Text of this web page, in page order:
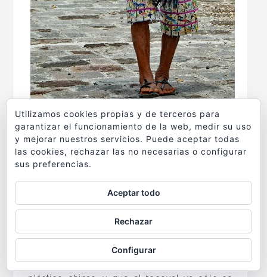
A la salida me encuentro con una mujer
mayor que porta con especial orgullo un
vistosotocoyal
por este curioso adorno que decora su
cabeza y me cuenta que ella es de las pocas
mujeres que lo llevan. Me lo dice con pena,
me cuenta que las chicas jóvenes ya no lo
llevan. Qué prefieren las diademas de
Utilizamos cookies propias y de terceros para
garantizar el funcionamiento de la web, medir su uso
y mejorar nuestros servicios. Puede aceptar todas
las cookies, rechazar las no necesarias o configurar
sus preferencias.
Aceptar todo
Rechazar
Configurar